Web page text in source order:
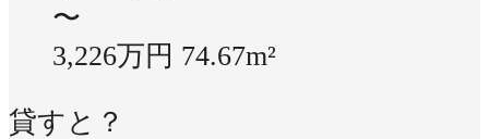
〜
3,226万円 74.67m²
貸すと？